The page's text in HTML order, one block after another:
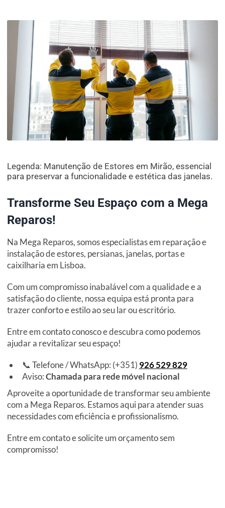
Legenda: Manutenção de Estores em Mirão, essencial
para preservar a funcionalidade e estética das janelas.
Transforme Seu Espaço com a Mega
Reparos!
Na Mega Reparos, somos especialistas em reparação e
instalação de estores, persianas, janelas, portas e
caixilharia em Lisboa.
Com um compromisso inabalável com a qualidade e a
satisfação do cliente, nossa equipa está pronta para
trazer conforto e estilo ao seu lar ou escritório.
Entre em contato conosco e descubra como podemos
ajudar a revitalizar seu espaço!
📞 Telefone / WhatsApp: (+351) 926 529 829
Aviso:Chamada para rede móvel nacional
Aproveite a oportunidade de transformar seu ambiente
com a Mega Reparos. Estamos aqui para atender suas
necessidades com eficiência e profissionalismo.
Entre em contato e solicite um orçamento sem
compromisso!